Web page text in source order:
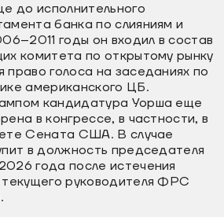
до исполнительного
банка по слияниям и
годы он входил в состав
комитета по открытому рынку
голоса на заседаниях по
американского ЦБ.
кандидатура Уорша еще
в конгрессе, в частности, в
Сената США. В случае
в должность председателя
года после истечения
руководителя ФРС